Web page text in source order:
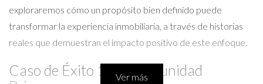
exploraremos cómo un propósito bien definido puede
transformar la experiencia inmobiliaria, a través de historias
reales que demuestran el impacto positivo de este enfoque.
Caso de Éxito 1: La Comunidad
Ver más